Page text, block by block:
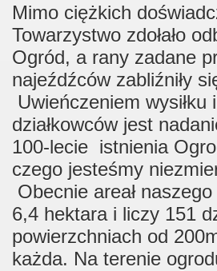
Mimo ciężkich
Towarzystwo zdołało
Ogród, a rany zadane
najeźdźców zabliźniły
Uwieńczeniem wysiłku
działkowców jest
100-lecie istnienia
czego jesteśmy
Obecnie areał
6,4 hektara i liczy 151
powierzchniach od
każda. Na terenie